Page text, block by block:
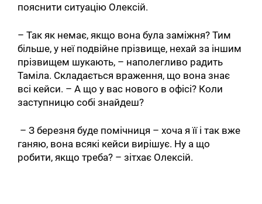
пояснити ситуацію Олексій.
– Так як немає, якщо вона була заміжня? Тим
більше, у неї подвійне прізвище, нехай за іншим
прізвищем шукають, – наполегливо радить
Таміла. Складається враження, що вона знає
всі кейси. – А що у вас нового в офісі? Коли
заступницю собі знайдеш?
– З березня буде помічниця – хоча я її і так вже
ганяю, вона всякі кейси вирішує. Ну а що
робити, якщо треба? – зітхає Олексій.